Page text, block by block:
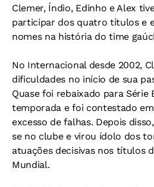
Clemer, Índio, Edinho e Alex
participar dos quatro títulos e
nomes na história do time
No Internacional desde 2002,
dificuldades no início de sua
Quase foi rebaixado para Série
temporada e foi contestado
excesso de falhas. Depois
se no clube e virou ídolo dos
atuações decisivas nos títulos
Mundial.